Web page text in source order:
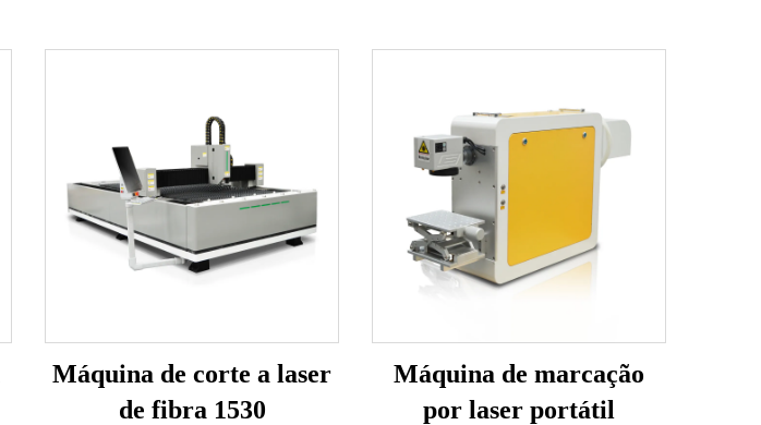
Máquina de corte a laser
de fibra 1530
Máquina de marcação
por laser portátil